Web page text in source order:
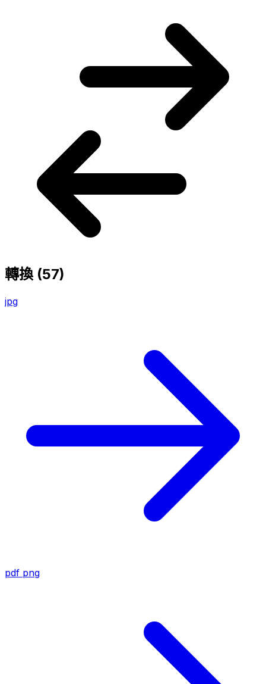
轉換 (57)
jpg
pdf png